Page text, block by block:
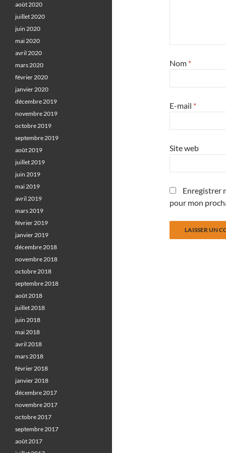
Nom *
E-mail *
Site web
Enregistrer
pour mon
août 2020
juillet 2020
juin 2020
mai 2020
avril 2020
mars 2020
février 2020
janvier 2020
décembre 2019
novembre 2019
octobre 2019
septembre 2019
août 2019
juillet 2019
juin 2019
mai 2019
avril 2019
mars 2019
février 2019
janvier 2019
décembre 2018
novembre 2018
octobre 2018
septembre 2018
août 2018
juillet 2018
juin 2018
mai 2018
avril 2018
mars 2018
février 2018
janvier 2018
décembre 2017
novembre 2017
octobre 2017
septembre 2017
août 2017